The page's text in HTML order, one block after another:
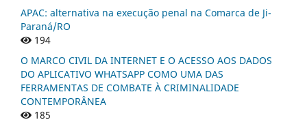
APAC: alternativa na execução penal na Comarca de Ji-
Paraná/RO
194
O MARCO CIVIL DA INTERNET E O ACESSO AOS DADOS
DO APLICATIVO WHATSAPP COMO UMA DAS
FERRAMENTAS DE COMBATE À CRIMINALIDADE
CONTEMPORÂNEA
185